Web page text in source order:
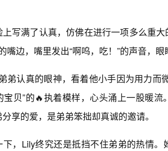
写满了认真，仿佛在进行一项多么重
嘴边，嘴里发出“啊呜，吃！”的声音，眼
弟认真的眼神，看着他小手因为用力而
宝贝”的🔥执着模样，心头涌上一股暖
享的爱，是弟弟笨拙却真诚的邀请。
下，Lily终究还是抵挡不住弟弟的热情